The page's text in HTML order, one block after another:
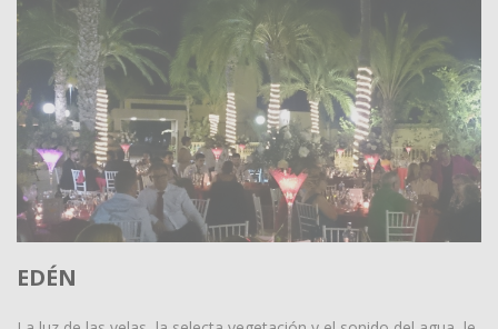
EDÉN